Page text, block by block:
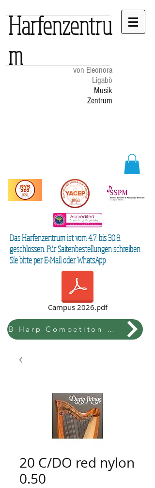
von Eleonora
Ligabò
Musik
Zentrum
Harfenzentru
m
Das Harfenzentrum ist vom 4.7. bis 30.8.
geschlossen. Für Saitenbestellungen schreiben
Sie bitte per E-Mail oder WhatsApp
Campus 2026.pdf
B Harp Competiton & Festival
20 C/DO red nylon
0.50